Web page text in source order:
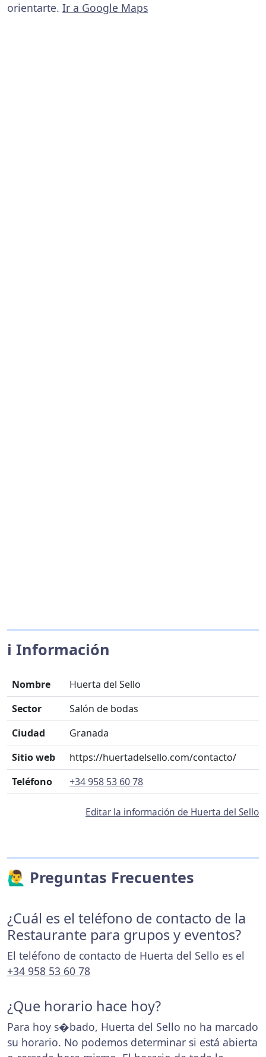
orientarte. Ir a Google Maps
ℹ️ Información
Nombre
Huerta del Sello
Sector
Salón de bodas
Ciudad
Granada
Sitio web
https://huertadelsello.com/contacto/
Teléfono
+34 958 53 60 78
Editar la información de Huerta del Sello
🙋‍♂️ Preguntas Frecuentes
¿Cuál es el teléfono de contacto de la
Restaurante para grupos y eventos?
El teléfono de contacto de Huerta del Sello es el
+34 958 53 60 78
¿Que horario hace hoy?
Para hoy s�bado, Huerta del Sello no ha marcado
su horario. No podemos determinar si está abierta